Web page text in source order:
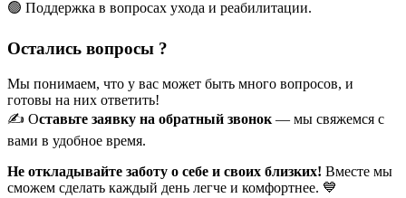
🟢 Поддержка в вопросах ухода и реабилитации.
Остались вопросы ?
Мы понимаем, что у вас может быть много вопросов, и
готовы на них ответить!
✍️ Оставьте заявку на обратный звонок — мы свяжемся с
вами в удобное время.
Не откладывайте заботу о себе и своих близких! Вместе мы
сможем сделать каждый день легче и комфортнее. 💙